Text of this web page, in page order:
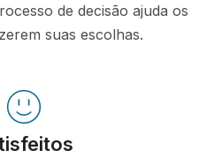
de decisão ajuda os
suas escolhas.